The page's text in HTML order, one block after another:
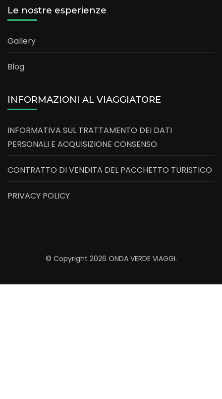
Le nostre esperienze
Gallery
Blog
INFORMAZIONI AL VIAGGIATORE
INFORMATIVA SUL TRATTAMENTO DEI DATI
PERSONALI E ACQUISIZIONE CONSENSO
CONTRATTO DI VENDITA DEL PACCHETTO TURISTICO
PRIVACY POLICY
© Copyright 2026 ONDA VERDE VIAGGI.